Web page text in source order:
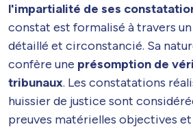
l'impartialité de ses
constat est formalisé à travers
détaillé et circonstancié. Sa
confère une présomption de
tribunaux. Les constatations
huissier de justice sont
preuves matérielles objectives et